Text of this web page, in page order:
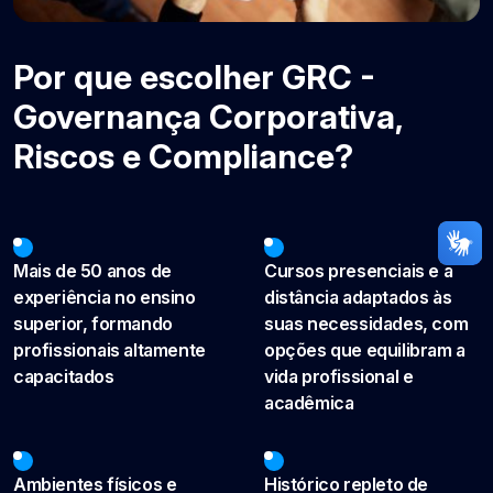
Por que escolher GRC -
Governança Corporativa,
Riscos e Compliance?
Mais de 50 anos de
experiência no ensino
superior, formando
profissionais altamente
capacitados
Cursos presenciais e a
distância adaptados às
suas necessidades, com
opções que equilibram a
vida profissional e
acadêmica
Ambientes físicos e Histórico repleto de